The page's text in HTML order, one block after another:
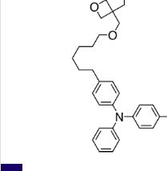
项目合作
产品需求
专题采购
采购流程